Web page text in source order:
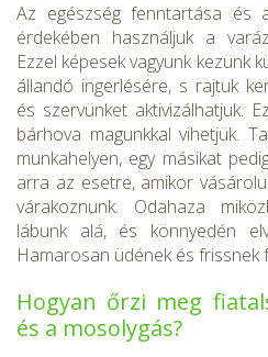
Az egészség fenntartása és
érdekében használjuk a
Ezzel képesek vagyunk kezünk
állandó ingerlésére, s rajtuk
és szervünket aktivizálhatjuk.
bárhova magunkkal vihetjük.
munkahelyen, egy másikat
arra az esetre, amikor
várakoz­nunk. Odahaza
lábunk alá, és könnye­dén
Hamarosan üdének és frissnek
Hogyan őrzi meg
és a mosolygás?